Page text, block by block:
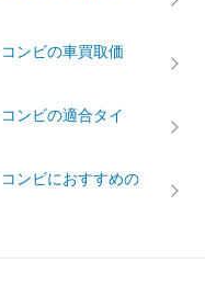
ンビの車買取価
ンビの適合タイ
ンビにおすすめの